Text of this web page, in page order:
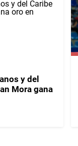
y del
Mora gana